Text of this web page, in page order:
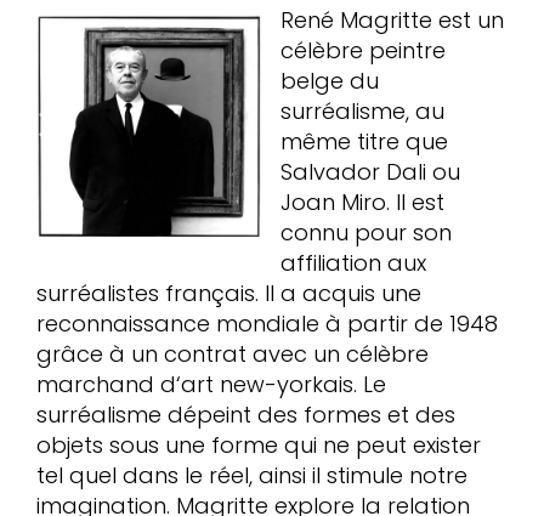
René Magritte est un
célèbre peintre
belge du
surréalisme, au
même titre que
Salvador Dali ou
Joan Miro. Il est
connu pour son
affiliation aux
surréalistes français. Il a acquis une
reconnaissance mondiale à partir de 1948
grâce à un contrat avec un célèbre
marchand d‘art new-yorkais. Le
surréalisme dépeint des formes et des
objets sous une forme qui ne peut exister
tel quel dans le réel, ainsi il stimule notre
imagination. Magritte explore la relation